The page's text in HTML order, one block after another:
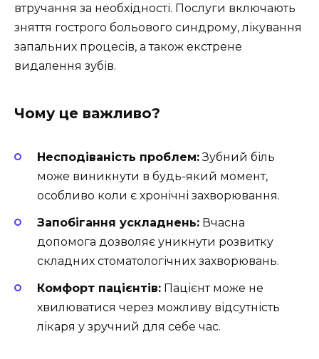
втручання за необхідності. Послуги включають
зняття гострого больового синдрому, лікування
запальних процесів, а також екстрене
видалення зубів.
Чому це важливо?
Несподіваність проблем:Зубний біль
може виникнути в будь-який момент,
особливо коли є хронічні захворювання.
Запобігання ускладнень: Вчасна
допомога дозволяє уникнути розвитку
складних стоматологічних захворювань.
Комфорт пацієнтів: Пацієнт може не
хвилюватися через можливу відсутність
лікаря у зручний для себе час.